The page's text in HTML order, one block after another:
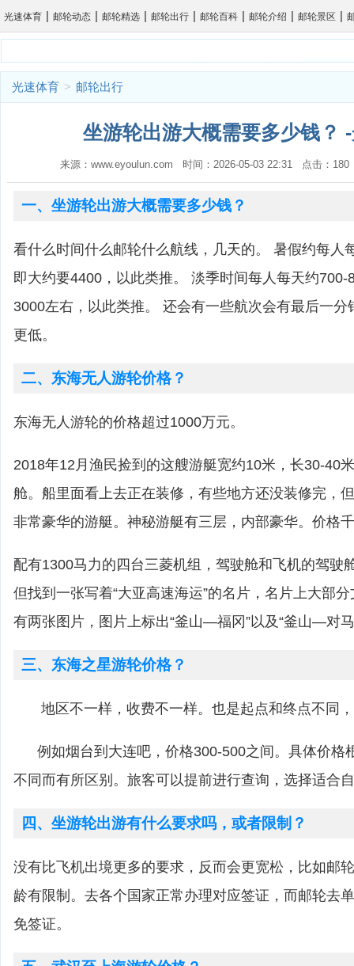
光速体育 | 邮轮动态 | 邮轮精选 | 邮轮出行 | 邮轮百科 | 邮轮介绍 | 邮轮景区 |
光速体育 > 邮轮出行
坐游轮出游大概需要多少钱？
来源：www.eyoulun.com 时间：2026-05-03 22:31 点击：
一、坐游轮出游大概需要多少钱？
看什么时间什么邮轮什么航线，几天的。 暑假约每人
即大约要4400，以此类推。 淡季时间每人每天约700-
3000左右，以此类推。 还会有一些航次会有最后一分
更低。
二、东海无人游轮价格？
东海无人游轮的价格超过1000万元。
2018年12月渔民捡到的这艘游艇宽约10米，长30-40
舱。船里面看上去正在装修，有些地方还没装修完，
非常豪华的游艇。神秘游艇有三层，内部豪华。价格
配有1300马力的四台三菱机组，驾驶舱和飞机的驾驶
但找到一张写着“大亚高速海运”的名片，名片上大部
有两张图片，图片上标出“釜山—福冈”以及“釜山—对
三、东海之星游轮价格？
地区不一样，收费不一样。也是起点和终点不同，
例如烟台到大连吧，价格300-500之间。具体价格
不同而有所区别。旅客可以提前进行查询，选择适合
四、坐游轮出游有什么要求吗，或者限制？
没有比飞机出境更多的要求，反而会更宽松，比如邮
龄有限制。去各个国家正常办理对应签证，而邮轮去
免签证。